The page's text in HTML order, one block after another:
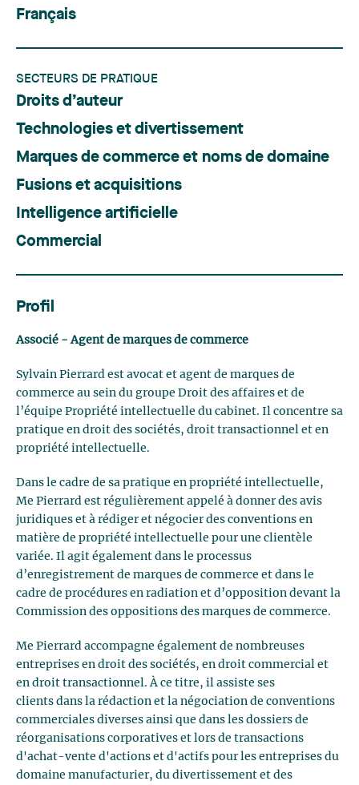
Français
SECTEURS DE PRATIQUE
Droits d’auteur
Technologies et divertissement
Marques de commerce et noms de domaine
Fusions et acquisitions
Intelligence artificielle
Commercial
Profil
Associé - Agent de marques de commerce
Sylvain Pierrard est avocat et agent de marques de
commerce au sein du groupe Droit des affaires et de
l’équipe Propriété intellectuelle du cabinet. Il concentre sa
pratique en droit des sociétés, droit transactionnel et en
propriété intellectuelle.
Dans le cadre de sa pratique en propriété intellectuelle,
Me Pierrard est régulièrement appelé à donner des avis
juridiques et à rédiger et négocier des conventions en
matière de propriété intellectuelle pour une clientèle
variée. Il agit également dans le processus
d’enregistrement de marques de commerce et dans le
cadre de procédures en radiation et d’opposition devant la
Commission des oppositions des marques de commerce.
Me Pierrard accompagne également de nombreuses
entreprises en droit des sociétés, en droit commercial et
en droit transactionnel. À ce titre, il assiste ses
clients dans la rédaction et la négociation de conventions
commerciales diverses ainsi que dans les dossiers de
réorganisations corporatives et lors de transactions
d'achat-vente d'actions et d'actifs pour les entreprises du
domaine manufacturier, du divertissement et des